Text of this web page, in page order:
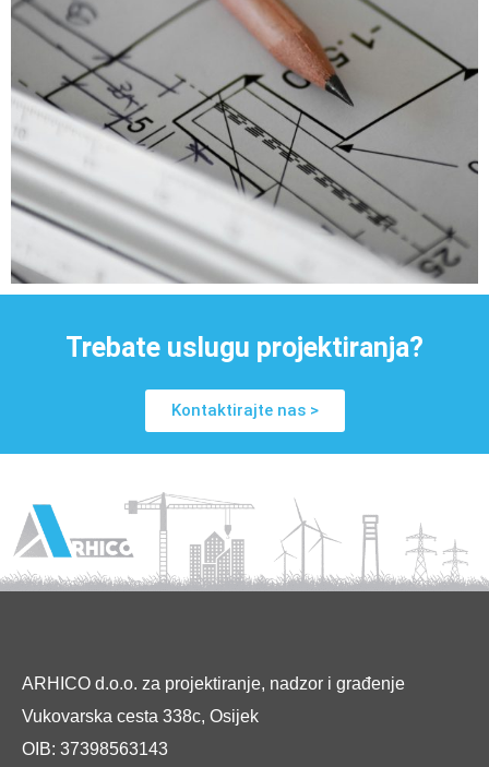
Trebate uslugu projektiranja?
Kontaktirajte nas >
ARHICO d.o.o. za projektiranje, nadzor i građenje
Vukovarska cesta 338c, Osijek
OIB: 37398563143